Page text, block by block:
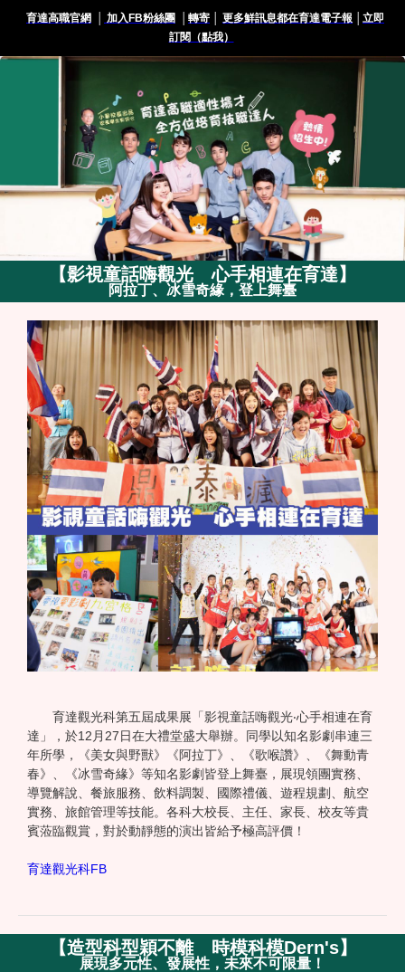
育達高職官網 加入FB粉絲團 轉寄 更多鮮訊息都在育達電子報
立即
訂閱（點我）
【影視童話嗨觀光 心手相連在育達】
阿拉丁、冰雪奇緣，登上舞臺
育達觀光科第五屆成果展「影視童話嗨觀光‧心手相連在育
達」，於12月27日在大禮堂盛大舉辦。同學以知名影劇串連三
年所學，《美女與野獸》《阿拉丁》、《歌喉讚》、《舞動青
春》、《冰雪奇緣》等知名影劇皆登上舞臺，展現領團實務、
導覽解說、餐旅服務、飲料調製、國際禮儀、遊程規劃、航空
實務、旅館管理等技能。各科大校長、主任、家長、校友等貴
賓蒞臨觀賞，對於動靜態的演出皆給予極高評價！
育達觀光科FB
【造型科型穎不離 時模科模Dern's】
展現多元性、發展性，未來不可限量！